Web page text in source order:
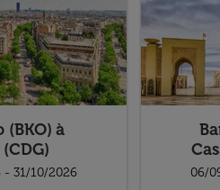
(BKO) à
31/10/2026 06/